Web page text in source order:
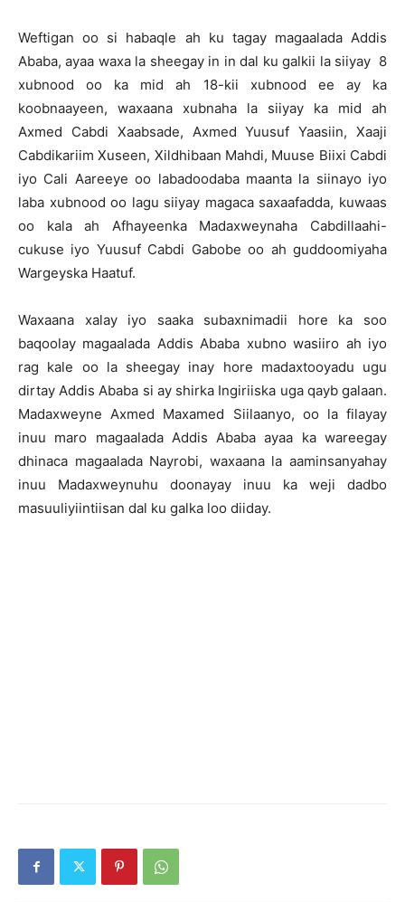
Weftigan oo si habaqle ah ku tagay magaalada Addis
Ababa, ayaa waxa la sheegay in in dal ku galkii la siiyay 8
xubnood oo ka mid ah 18-kii xubnood ee ay ka
koobnaayeen, waxaana xubnaha la siiyay ka mid ah
Axmed Cabdi Xaabsade, Axmed Yuusuf Yaasiin, Xaaji
Cabdikariim Xuseen, Xildhibaan Mahdi, Muuse Biixi Cabdi
iyo Cali Aareeye oo labadoodaba maanta la siinayo iyo
laba xubnood oo lagu siiyay magaca saxaafadda, kuwaas
oo kala ah Afhayeenka Madaxweynaha Cabdillaahi-
cukuse iyo Yuusuf Cabdi Gabobe oo ah guddoomiyaha
Wargeyska Haatuf.
Waxaana xalay iyo saaka subaxnimadii hore ka soo
baqoolay magaalada Addis Ababa xubno wasiiro ah iyo
rag kale oo la sheegay inay hore madaxtooyadu ugu
dirtay Addis Ababa si ay shirka Ingiriiska uga qayb galaan.
Madaxweyne Axmed Maxamed Siilaanyo, oo la filayay
inuu maro magaalada Addis Ababa ayaa ka wareegay
dhinaca magaalada Nayrobi, waxaana la aaminsanyahay
inuu Madaxweynuhu doonayay inuu ka weji dadbo
masuuliyiintiisan dal ku galka loo diiday.